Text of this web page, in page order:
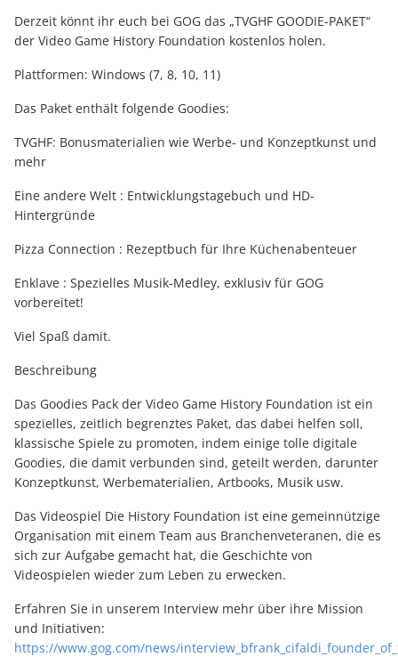
Derzeit könnt ihr euch bei GOG das „TVGHF GOODIE-PAKET“
der Video Game History Foundation kostenlos holen.
Plattformen: Windows (7, 8, 10, 11)
Das Paket enthält folgende Goodies:
TVGHF: Bonusmaterialien wie Werbe- und Konzeptkunst und
mehr
Eine andere Welt : Entwicklungstagebuch und HD-
Hintergründe
Pizza Connection : Rezeptbuch für Ihre Küchenabenteuer
Enklave : Spezielles Musik-Medley, exklusiv für GOG
vorbereitet!
Viel Spaß damit.
Beschreibung
Das Goodies Pack der Video Game History Foundation ist ein
spezielles, zeitlich begrenztes Paket, das dabei helfen soll,
klassische Spiele zu promoten, indem einige tolle digitale
Goodies, die damit verbunden sind, geteilt werden, darunter
Konzeptkunst, Werbematerialien, Artbooks, Musik usw.
Das Videospiel Die History Foundation ist eine gemeinnützige
Organisation mit einem Team aus Branchenveteranen, die es
sich zur Aufgabe gemacht hat, die Geschichte von
Videospielen wieder zum Leben zu erwecken.
Erfahren Sie in unserem Interview mehr über ihre Mission
und Initiativen:
https://www.gog.com/news/